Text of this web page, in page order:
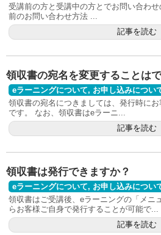
受講前の方と受講中の方とでお問い合わ
前のお問い合わせ方法 ...
記事を読む
領収書の宛名を変更することは
eラーニングについて, お申し込みについ
領収書の宛名につきましては、発行時に
です。 なお、領収書はeラーニ...
記事を読む
領収書は発行できますか？
eラーニングについて, お申し込みについ
領収書はご受講後、eラーニングの「メニ
らお客様ご自身で発行することが可能で...
記事を読む